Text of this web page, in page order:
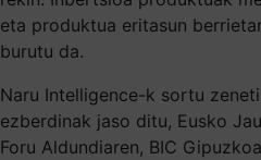
eta produktua eritasun
burutu da.
Naru Intelligence-k sortu
ezberdinak jaso ditu, Eusko
Foru Aldundiaren, BIC